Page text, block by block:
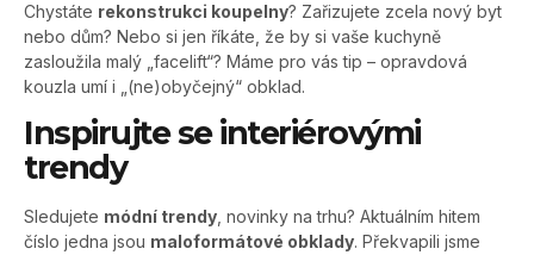
Chystáte rekonstrukci koupelny? Zařizujete zcela nový byt
nebo dům? Nebo si jen říkáte, že by si vaše kuchyně
zasloužila malý „facelift“? Máme pro vás tip – opravdová
kouzla umí i „(ne)obyčejný“ obklad.
Inspirujte se interiérovými
trendy
Sledujete módní trendy , novinky na trhu? Aktuálním hitem
číslo jedna jsou maloformátové obklady. Překvapili jsme